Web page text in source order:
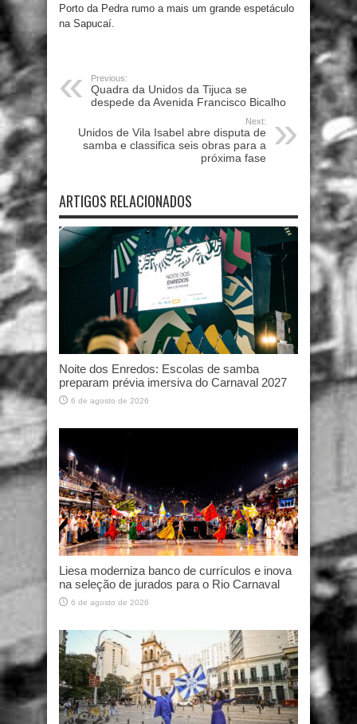
Porto da Pedra rumo a mais um grande espetáculo
na Sapucaí.
Previous:
Quadra da Unidos da Tijuca se
despede da Avenida Francisco Bicalho
Next:
Unidos de Vila Isabel abre disputa de
samba e classifica seis obras para a
próxima fase
ARTIGOS RELACIONADOS
Noite dos Enredos: Escolas de samba
preparam prévia imersiva do Carnaval 2027
6 de agosto de 2026
Liesa moderniza banco de currículos e inova
na seleção de jurados para o Rio Carnaval
6 de agosto de 2026